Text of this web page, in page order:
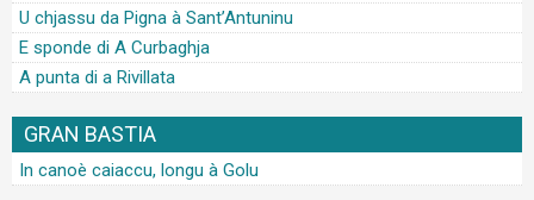
U chjassu da Pigna à Sant’Antuninu
E sponde di A Curbaghja
A punta di a Rivillata
GRAN BASTIA
In canoè caiaccu, longu à Golu